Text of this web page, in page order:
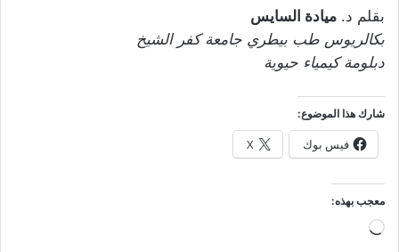
بقلم د. ميادة السايس
بكالريوس طب بيطري جامعة كفر الشيخ
دبلومة كيمياء حيوية
شارك هذا الموضوع:
فيس بوك X
معجب بهذه:
جاري